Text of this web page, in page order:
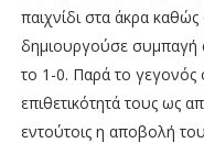
παιχνίδι στα άκρα
δημιουργούσε συμπαγή
το 1-0. Παρά το γεγονός
επιθετικότητά τους ως
εντούτοις η αποβολή